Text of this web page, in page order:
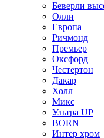
Беверли
Олли
Европа
Ричмонд
Премьер
Оксфорд
Честертон
Дакар
Холл
Микс
Ультра UP
BORN
Интер хром